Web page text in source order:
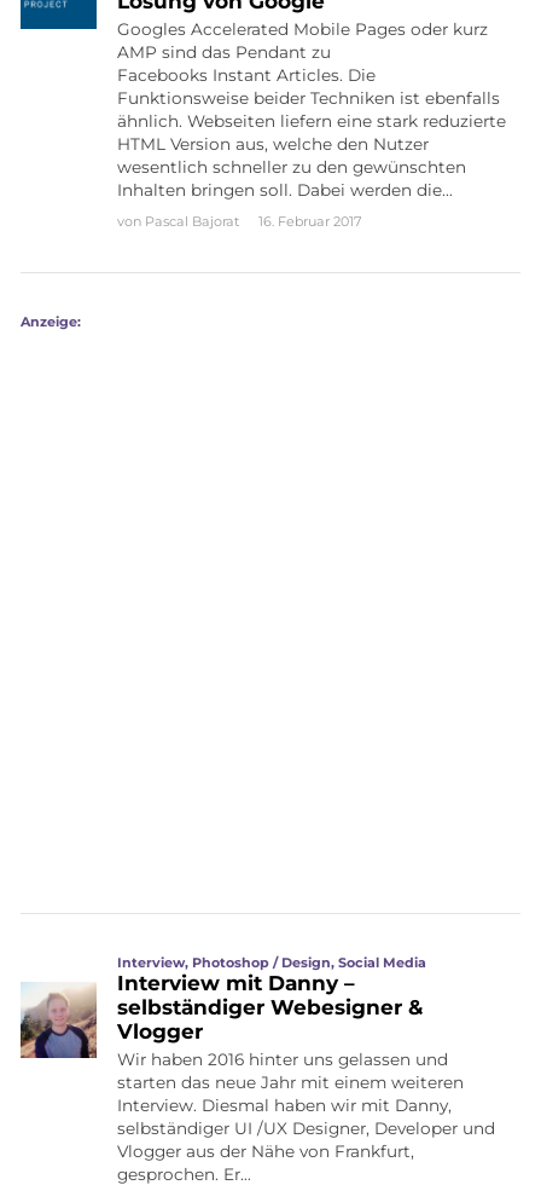
Googles Accelerated Mobile Pages oder kurz
AMP sind das Pendant zu
Facebooks Instant Articles. Die
Funktionsweise beider Techniken ist ebenfalls
ähnlich. Webseiten liefern eine stark reduzierte
HTML Version aus, welche den Nutzer
wesentlich schneller zu den gewünschten
Inhalten bringen soll. Dabei werden die…
von Pascal Bajorat 16. Februar 2017
Anzeige:
Interview, Photoshop / Design,Social Media
Interview mit Danny –
selbständiger Webesigner &
Vlogger
Wir haben 2016 hinter uns gelassen und
starten das neue Jahr mit einem weiteren
Interview. Diesmal haben wir mit Danny,
selbständiger UI /UX Designer, Developer und
Vlogger aus der Nähe von Frankfurt,
gesprochen. Er…